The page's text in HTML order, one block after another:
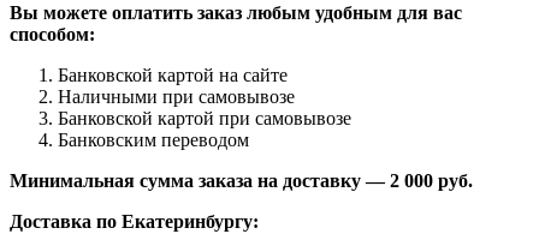
Вы можете оплатить заказ любым удобным для вас
способом:
Банковской картой на сайте
Наличными при самовывозе
Банковской картой при самовывозе
Банковским переводом
Минимальная сумма заказа на доставку — 2 000 руб.
Доставка по Екатеринбургу: